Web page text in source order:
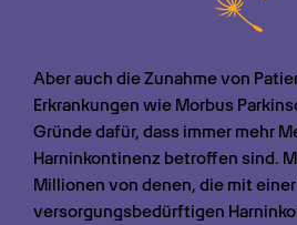
Aber auch die Zunahme von
Erkrankungen wie Morbus
Gründe dafür, dass immer mehr
Harninkontinenz betroffen sind.
Millionen von denen, die mit
versorgungsbedürftigen